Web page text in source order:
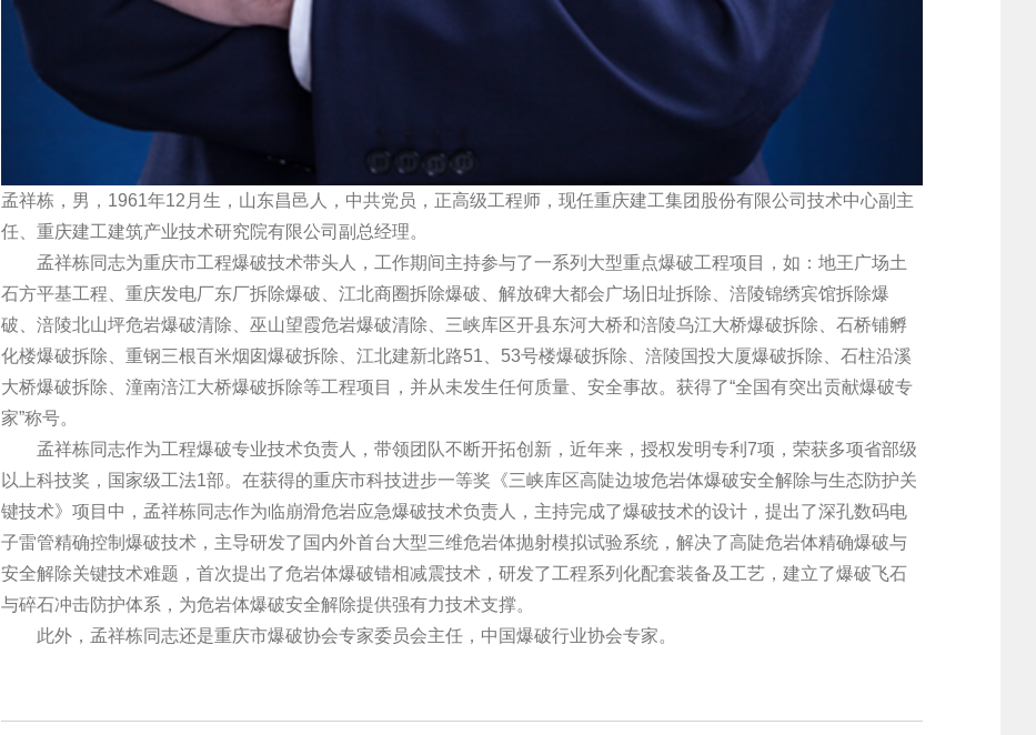
孟祥栋，男，1961年12月生，山东昌邑人，中共党员，正高级工程师，现任重庆建工集团股份有限公司技术中心副主
任、重庆建工建筑产业技术研究院有限公司副总经理。
孟祥栋同志为重庆市工程爆破技术带头人，工作期间主持参与了一系列大型重点爆破工程项目，如：地王广场土
石方平基工程、重庆发电厂东厂拆除爆破、江北商圈拆除爆破、解放碑大都会广场旧址拆除、涪陵锦绣宾馆拆除爆
破、涪陵北山坪危岩爆破清除、巫山望霞危岩爆破清除、三峡库区开县东河大桥和涪陵乌江大桥爆破拆除、石桥铺孵
化楼爆破拆除、重钢三根百米烟囱爆破拆除、江北建新北路51、53号楼爆破拆除、涪陵国投大厦爆破拆除、石柱沿溪
大桥爆破拆除、潼南涪江大桥爆破拆除等工程项目，并从未发生任何质量、安全事故。获得了“全国有突出贡献爆破专
家”称号。
孟祥栋同志作为工程爆破专业技术负责人，带领团队不断开拓创新，近年来，授权发明专利7项，荣获多项省部级
以上科技奖，国家级工法1部。在获得的重庆市科技进步一等奖《三峡库区高陡边坡危岩体爆破安全解除与生态防护关
键技术》项目中，孟祥栋同志作为临崩滑危岩应急爆破技术负责人，主持完成了爆破技术的设计，提出了深孔数码电
子雷管精确控制爆破技术，主导研发了国内外首台大型三维危岩体抛射模拟试验系统，解决了高陡危岩体精确爆破与
安全解除关键技术难题，首次提出了危岩体爆破错相减震技术，研发了工程系列化配套装备及工艺，建立了爆破飞石
与碎石冲击防护体系，为危岩体爆破安全解除提供强有力技术支撑。
此外，孟祥栋同志还是重庆市爆破协会专家委员会主任，中国爆破行业协会专家。